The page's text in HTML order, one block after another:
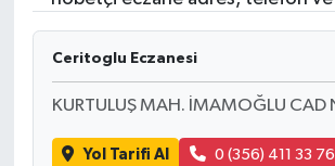
Ceritoglu Eczanesi
KURTULUŞ MAH. İMAMOĞLU CAD
Yol Tarifi Al 0 (356) 411 33 76